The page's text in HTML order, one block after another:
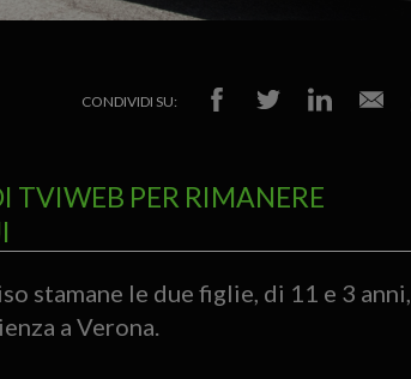
CONDIVIDI SU:
TVIWEB PER RIMANERE
stamane le due figlie, di 11 e 3 anni,
a Verona.